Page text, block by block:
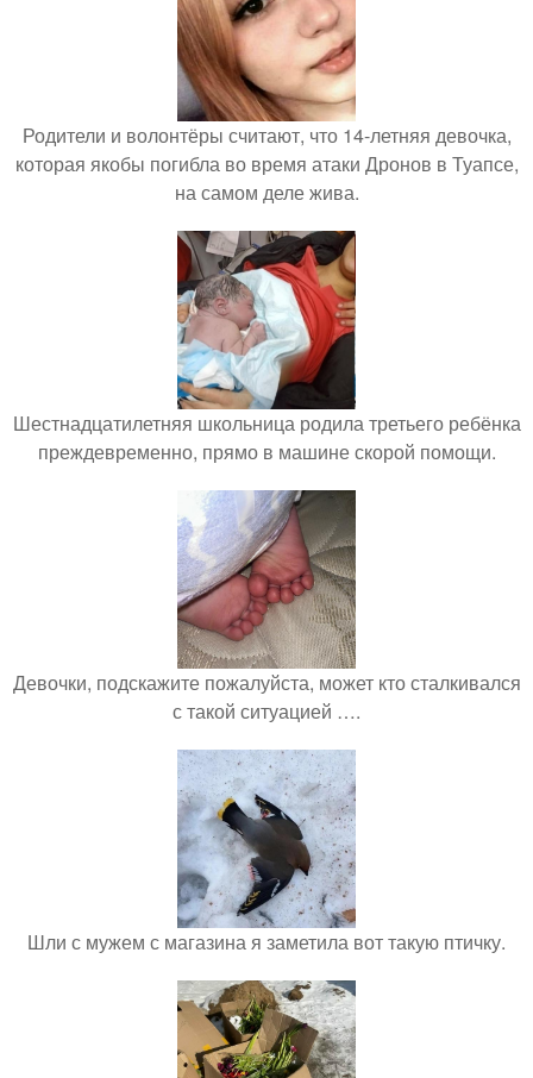
Родители и волонтёры считают, что 14-летняя девочка,
которая якобы погибла во время атаки Дронов в Туапсе,
на самом деле жива.
Шестнадцатилетняя школьница родила третьего ребёнка
преждевременно, прямо в машине скорой помощи.
Девочки, подскажите пожалуйста, может кто сталкивался
с такой ситуацией ….
Шли с мужем с магазина я заметила вот такую птичку.